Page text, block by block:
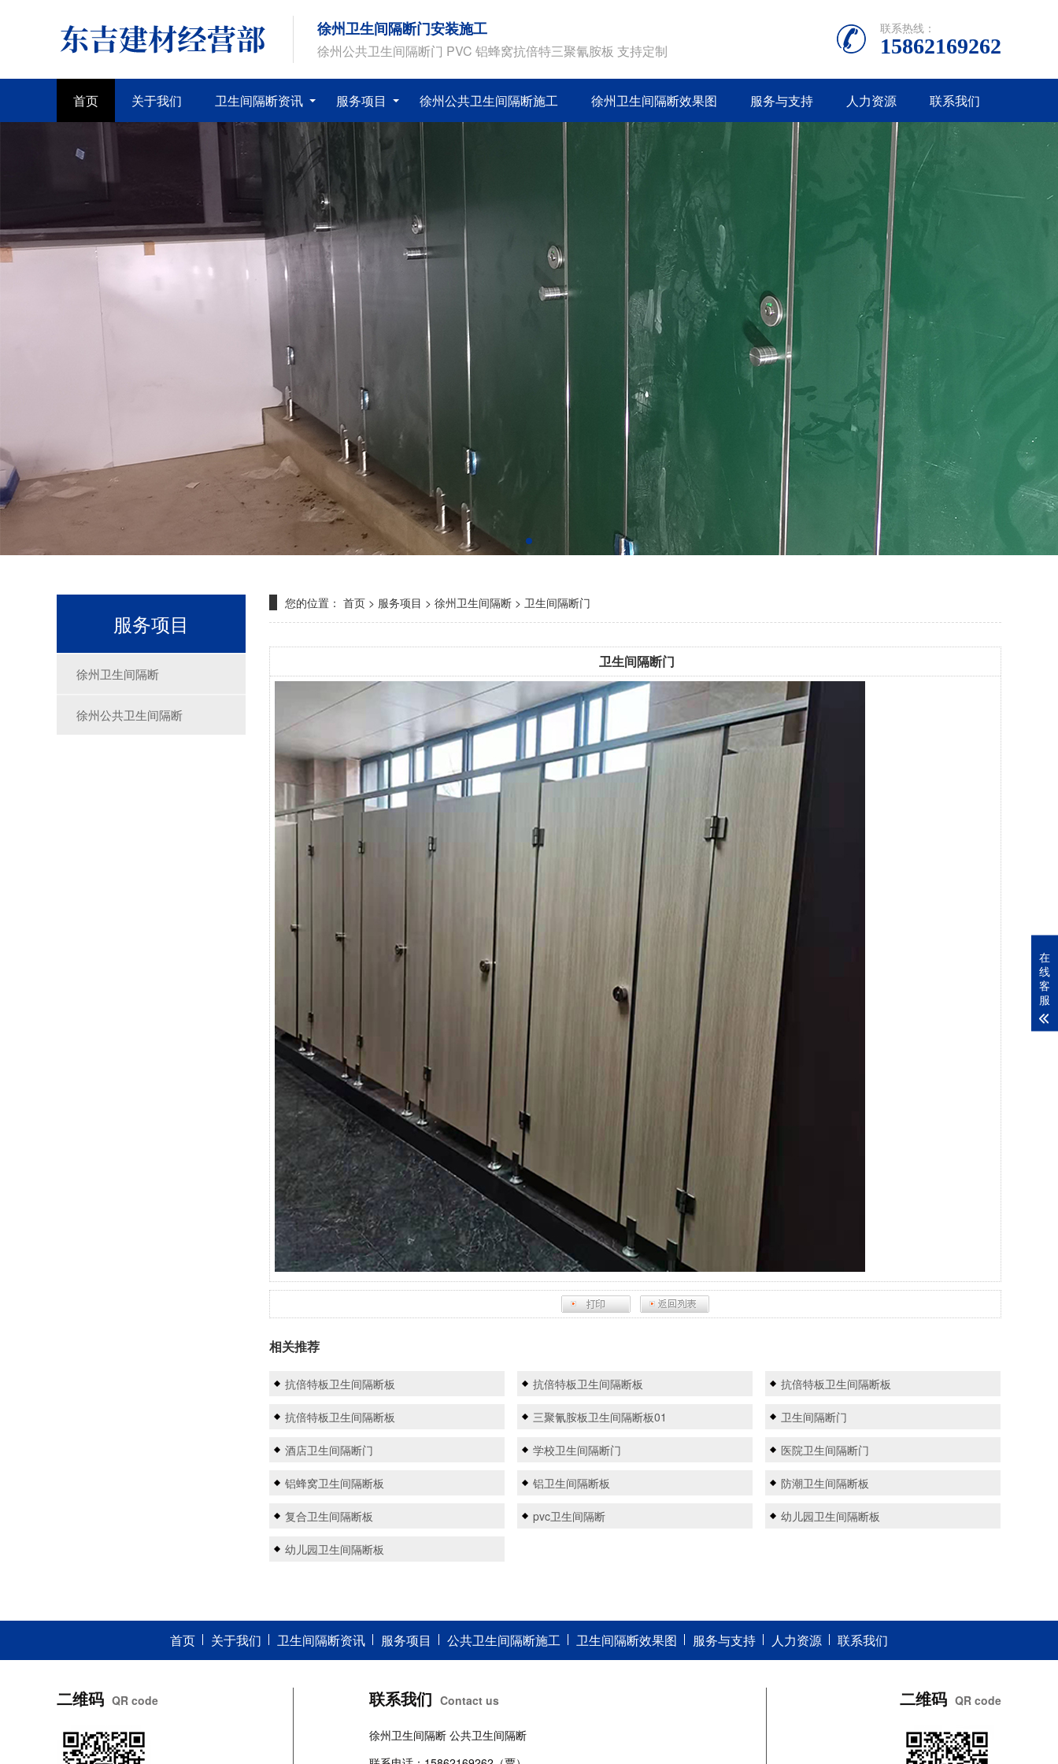
徐州卫生间隔断门安装施工
徐州公共卫生间隔断门 PVC 铝蜂窝抗倍特三聚氰胺板 支持定制
联系热线：
15862169262
首页 关于我们 卫生间隔断资讯 服务项目 徐州公共卫生间隔断施工 徐州卫生间隔断效果图 服务与支持 人力资源 联系我们
服务项目
徐州卫生间隔断
徐州公共卫生间隔断
您的位置： 首页 > 服务项目 > 徐州卫生间隔断 > 卫生间隔断门
卫生间隔断门
相关推荐
抗倍特板卫生间隔断板 抗倍特板卫生间隔断板 抗倍特板卫生间隔断板
抗倍特板卫生间隔断板 三聚氰胺板卫生间隔断板01 卫生间隔断门
酒店卫生间隔断门 学校卫生间隔断门 医院卫生间隔断门
铝蜂窝卫生间隔断板 铝卫生间隔断板 防潮卫生间隔断板
复合卫生间隔断板 pvc卫生间隔断 幼儿园卫生间隔断板
幼儿园卫生间隔断板
首页 关于我们 卫生间隔断资讯 服务项目 公共卫生间隔断施工 卫生间隔断效果图 服务与支持 人力资源 联系我们
二维码 QR code 联系我们 Contact us
徐州卫生间隔断 公共卫生间隔断
二维码 QR code
在
线
客
服